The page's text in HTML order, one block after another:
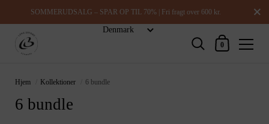
SOMMERUDSALG – SPAR OP TIL 70% | Fri fragt over 600 kr.
Indkøbskurv
0
Hjem Kollektioner 6 bundle
6 bundle